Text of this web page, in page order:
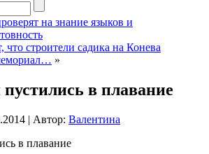
на знание языков и
строители садика на Конева
»
в плавание
| Автор: Валентина
в плавание